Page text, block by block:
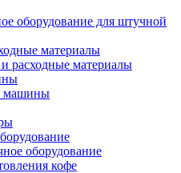
оборудование для штучной
материалы
расходные материалы
машины
оборудование
кофе